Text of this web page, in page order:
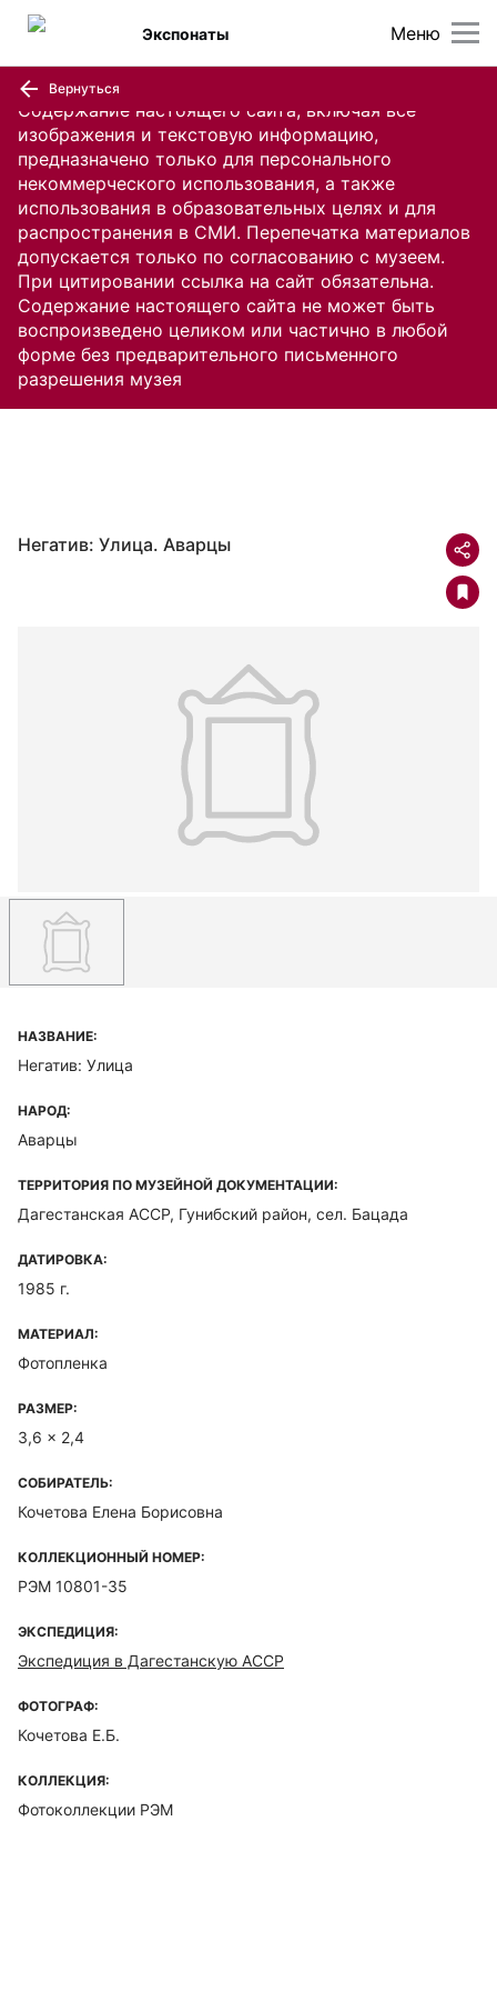
Содержание настоящего сайта, включая все
изображения и текстовую информацию,
предназначено только для персонального
некоммерческого использования, а также
использования в образовательных целях и для
распространения в СМИ. Перепечатка материалов
допускается только по согласованию с музеем.
При цитировании ссылка на сайт обязательна.
Содержание настоящего сайта не может быть
воспроизведено целиком или частично в любой
форме без предварительного письменного
разрешения музея
Меню
Экспонаты
Вернуться
Негатив: Улица. Аварцы
НАЗВАНИЕ:
Негатив: Улица
НАРОД:
Аварцы
ТЕРРИТОРИЯ ПО МУЗЕЙНОЙ ДОКУМЕНТАЦИИ:
Дагестанская ACCP, Гунибский район, сел. Бацада
ДАТИРОВКА:
1985 г.
МАТЕРИАЛ:
Фотопленка
РАЗМЕР:
3,6 x 2,4
СОБИРАТЕЛЬ:
Кочетова Елена Борисовна
КОЛЛЕКЦИОННЫЙ НОМЕР:
РЭМ 10801-35
ЭКСПЕДИЦИЯ:
Экспедиция в Дагестанскую АССР
ФОТОГРАФ:
Кочетова Е.Б.
КОЛЛЕКЦИЯ:
Фотоколлекции РЭМ